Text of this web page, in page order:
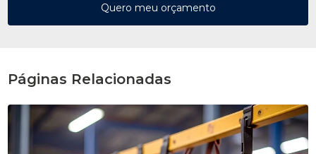
Quero meu orçamento
Páginas Relacionadas